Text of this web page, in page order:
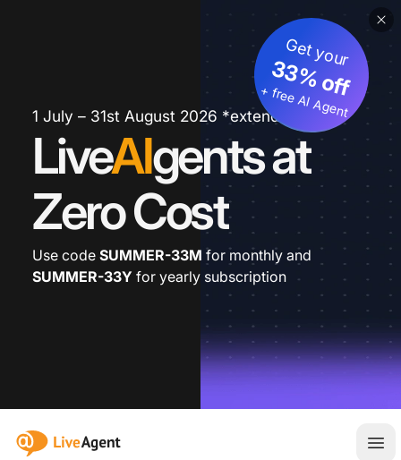
1 July – 31st August 2026 *extended
LiveAIgents at
Zero Cost
Get your
33% off
+ free AI Agent
Use code SUMMER-33M for monthly and
SUMMER-33Y for yearly subscription
:site.title